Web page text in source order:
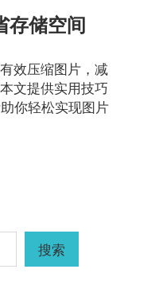
存储空间
效压缩图片，减
文提供实用技巧
你轻松实现图片
搜索